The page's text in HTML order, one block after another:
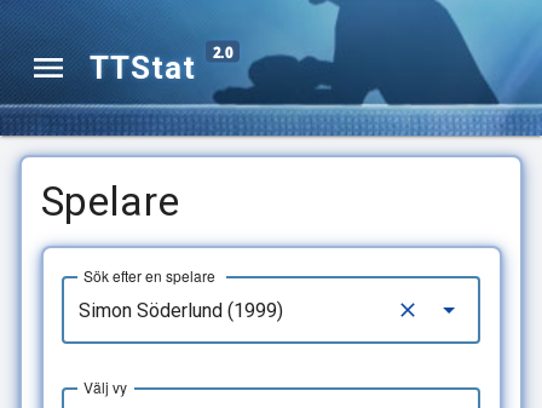
TTStat 2.0
Spelare
Sök efter en spelare
Välj vy